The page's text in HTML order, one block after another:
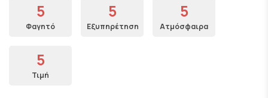
5
Φαγητό
5
Εξυπηρέτηση
5
Ατμόσφαιρα
5
Τιμή